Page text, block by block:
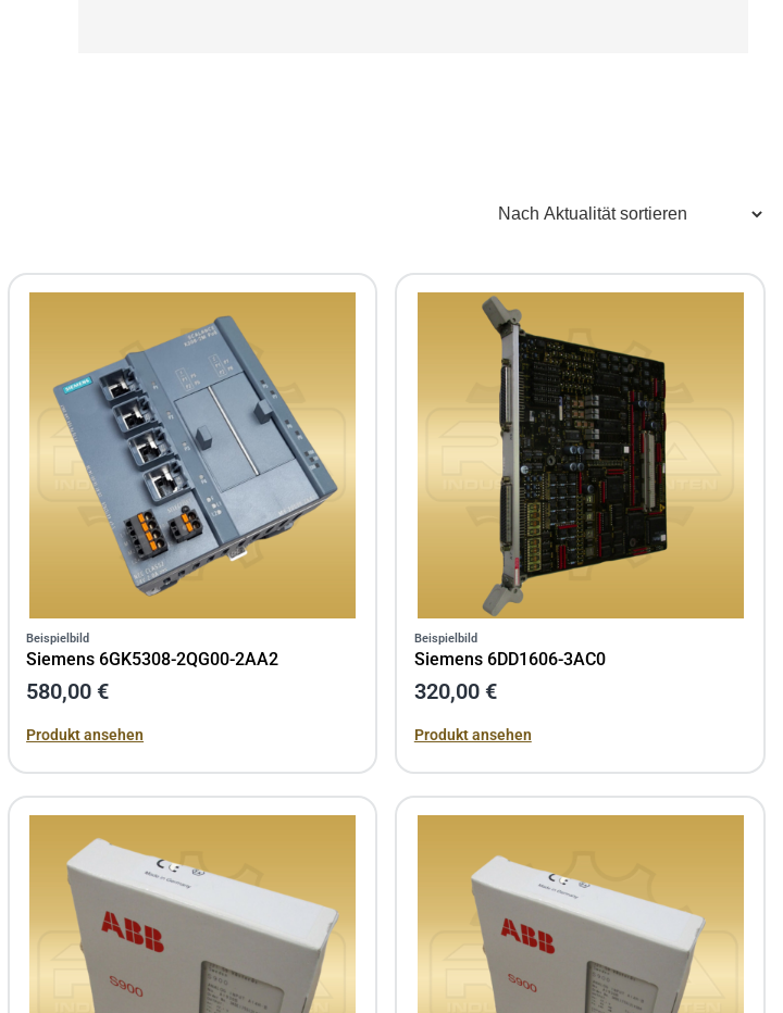
Beispielbild
Siemens 6GK5308-2QG00-2AA2
580,00 €
Produkt ansehen
Beispielbild
Siemens 6DD1606-3AC0
320,00 €
Produkt ansehen